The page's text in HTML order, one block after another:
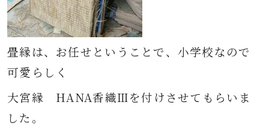
畳縁は、お任せということで、小学校なので
可愛らしく
大宮縁 HANA香織Ⅲを付けさせてもらいま
した。